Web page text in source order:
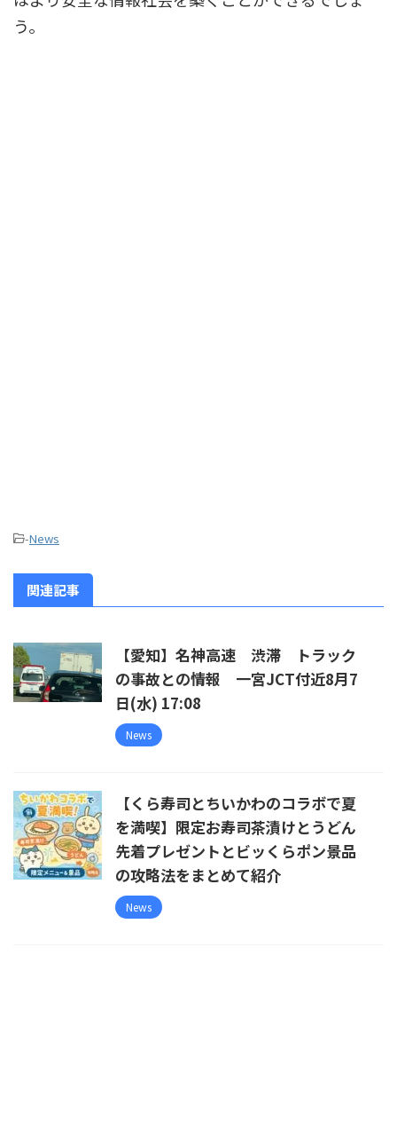
う。
-News
関連記事
【愛知】名神高速 渋滞 トラック
の事故との情報 一宮JCT付近8月7
日(水) 17:08
News
【くら寿司とちいかわのコラボで夏
を満喫】限定お寿司茶漬けとうどん
先着プレゼントとビッくらポン景品
の攻略法をまとめて紹介
News